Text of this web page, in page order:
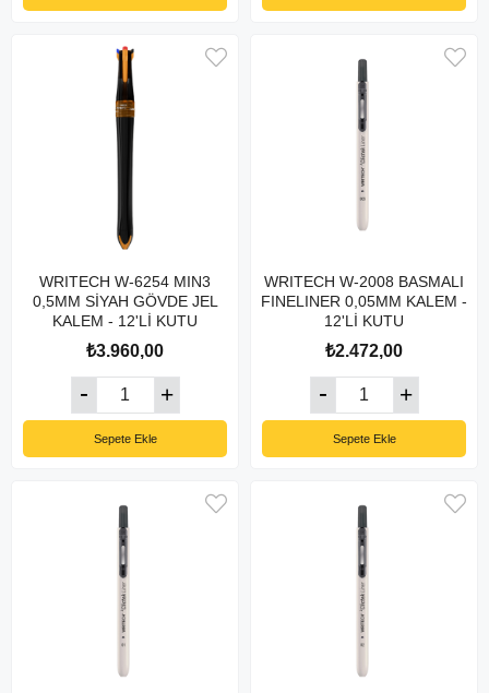
WRITECH W-6254 MIN3
0,5MM SİYAH GÖVDE JEL
KALEM - 12'Lİ KUTU
₺3.960,00
Sepete Ekle
WRITECH W-2008 BASMALI
FINELINER 0,05MM KALEM -
12'Lİ KUTU
₺2.472,00
Sepete Ekle